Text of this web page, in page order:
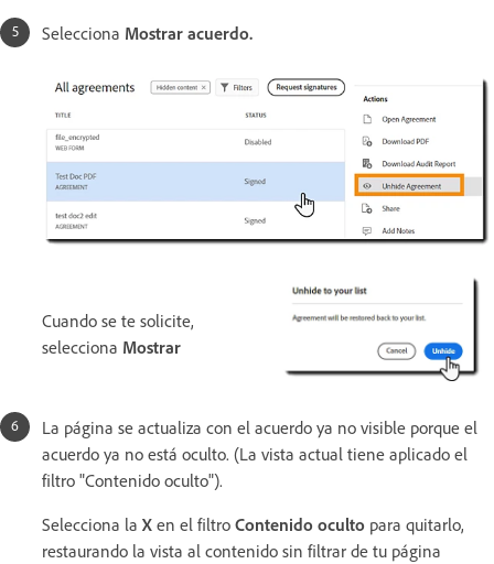
Selecciona Mostrar acuerdo.
Cuando se te solicite,
selecciona Mostrar
La página se actualiza con el acuerdo ya no visible porque el
acuerdo ya no está oculto. (La vista actual tiene aplicado el
filtro "Contenido oculto").
Selecciona la X en el filtro Contenido oculto para quitarlo,
restaurando la vista al contenido sin filtrar de tu página